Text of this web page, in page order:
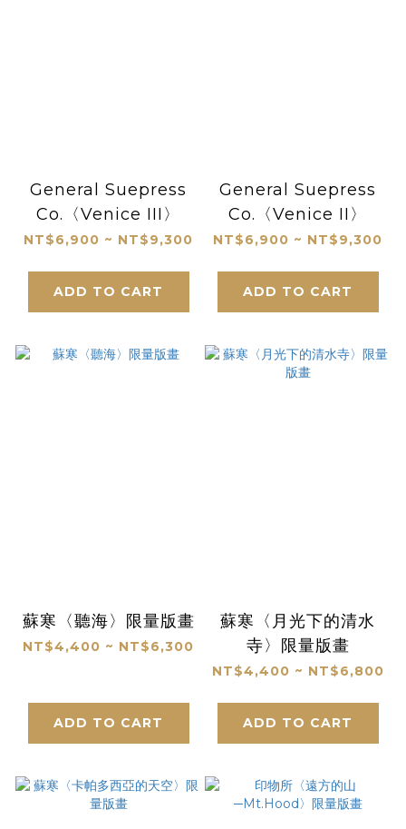
General Suepress
Co.〈Venice III〉
NT$6,900 ~ NT$9,300
ADD TO CART
General Suepress
Co.〈Venice II〉
NT$6,900 ~ NT$9,300
ADD TO CART
蘇寒〈聽海〉限量版畫
NT$4,400 ~ NT$6,300
ADD TO CART
蘇寒〈月光下的清水
寺〉限量版畫
NT$4,400 ~ NT$6,800
ADD TO CART